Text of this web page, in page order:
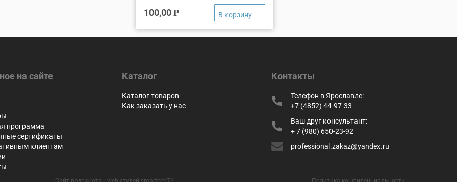
100,00Р
на сайте
программа
сертификаты
клиентам
Каталог
Каталог товаров
Как заказать у нас
Контакты
Телефон в Ярославле:
+7 (4852) 44-97-33
Ваш друг консультант:
+ 7 (980) 650-23-92
professional.zakaz@yandex.ru